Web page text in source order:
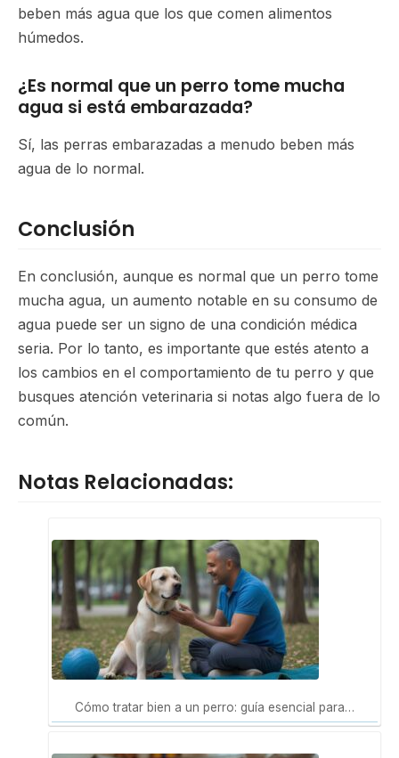
beben más agua que los que comen alimentos
húmedos.
¿Es normal que un perro tome mucha
agua si está embarazada?
Sí, las perras embarazadas a menudo beben más
agua de lo normal.
Conclusión
En conclusión, aunque es normal que un perro tome
mucha agua, un aumento notable en su consumo de
agua puede ser un signo de una condición médica
seria. Por lo tanto, es importante que estés atento a
los cambios en el comportamiento de tu perro y que
busques atención veterinaria si notas algo fuera de lo
común.
Notas Relacionadas:
Cómo tratar bien a un perro: guía esencial para…